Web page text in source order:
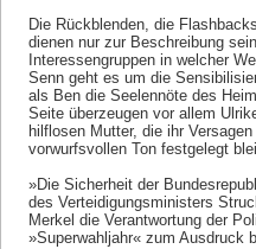
Die Rückblenden, die
dienen nur zur Beschreibung
Interessengruppen in welcher
Senn geht es um die
als Ben die Seelennöte des
Seite überzeugen vor allem
hilflosen Mutter, die ihr
vorwurfsvollen Ton festgelegt
»Die Sicherheit der
des Verteidigungsministers
Merkel die Verantwortung der
»Superwahljahr« zum Ausdruck